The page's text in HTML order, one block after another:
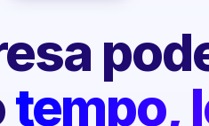
tempo,